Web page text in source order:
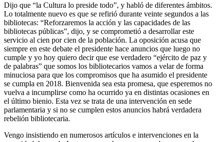
Dijo que “la Cultura lo preside todo”, y habló de diferentes ámbitos.
Lo totalmente nuevo es que se refirió durante veinte segundos a las
bibliotecas: “Reforzaremos la acción y las capacidades de las
bibliotecas públicas”, dijo, y se comprometió a desarrollar este
servicio al cien por cien de la población. La oposición acusa que
siempre en este debate el presidente hace anuncios que luego no
cumple y yo hoy quiero decir que ese verdadero “ejército de paz y
de palabras” que somos los bibliotecarios vamos a velar de forma
minuciosa para que los compromisos que ha asumido el presidente
se cumpla en 2018. Bienvenida sea esta promesa, que esperemos no
vuelva a incumplirse como ha ocurrido ya en distintas ocasiones en
el último bienio. Esta vez se trata de una intervención en sede
parlamentaria y si no se cumplen estos anuncios habrá verdadera
rebelión bibliotecaria.
Vengo insistiendo en numerosos artículos e intervenciones en la